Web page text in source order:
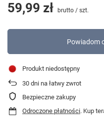
59,99 zł brutto / szt.
Powiadom
Produkt niedostępny
30 dni na łatwy zwrot
Bezpieczne zakupy
Odroczone płatności. Kup